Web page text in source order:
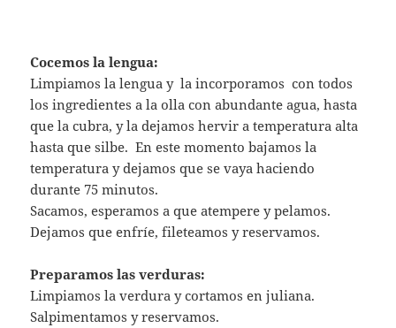
Cocemos la lengua:
Limpiamos la lengua y la incorporamos con todos
los ingredientes a la olla con abundante agua, hasta
que la cubra, y la dejamos hervir a temperatura alta
hasta que silbe. En este momento bajamos la
temperatura y dejamos que se vaya haciendo
durante 75 minutos.
Sacamos, esperamos a que atempere y pelamos.
Dejamos que enfríe, fileteamos y reservamos.
Preparamos las verduras:
Limpiamos la verdura y cortamos en juliana.
Salpimentamos y reservamos.